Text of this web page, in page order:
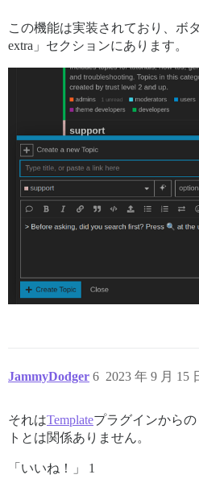
この機能は実装されており、ボ
extra」セクションにあります。
JammyDodger 2023 年 9 月 15
6
それはTemplateプラグインから
トとは関係ありません。
「いいね！」 1